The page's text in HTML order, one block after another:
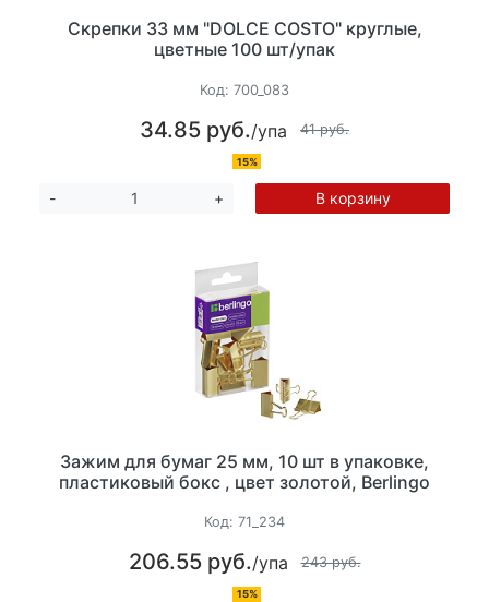
Скрепки 33 мм "DOLCE COSTO" круглые,
цветные 100 шт/упак
Код: 700_083
34.85 руб./упа 41 руб.
15%
- + В корзину
Зажим для бумаг 25 мм, 10 шт в упаковке,
пластиковый бокс , цвет золотой, Berlingo
Код: 71_234
206.55 руб./упа 243 руб.
15%